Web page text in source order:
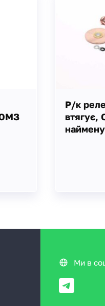
Р/к
втягує,
Ми в